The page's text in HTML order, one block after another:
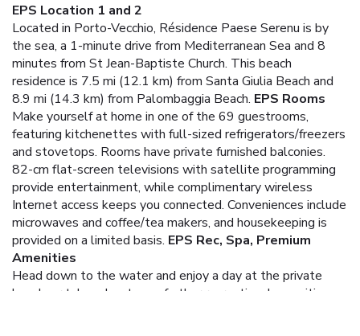
EPS Location 1 and 2
Located in Porto-Vecchio, Résidence Paese Serenu is by
the sea, a 1-minute drive from Mediterranean Sea and 8
minutes from St Jean-Baptiste Church. This beach
residence is 7.5 mi (12.1 km) from Santa Giulia Beach and
8.9 mi (14.3 km) from Palombaggia Beach. EPS Rooms
Make yourself at home in one of the 69 guestrooms,
featuring kitchenettes with full-sized refrigerators/freezers
and stovetops. Rooms have private furnished balconies.
82-cm flat-screen televisions with satellite programming
provide entertainment, while complimentary wireless
Internet access keeps you connected. Conveniences include
microwaves and coffee/tea makers, and housekeeping is
provided on a limited basis. EPS Rec, Spa, Premium
Amenities
Head down to the water and enjoy a day at the private
beach, or take advantage of other recreational amenities